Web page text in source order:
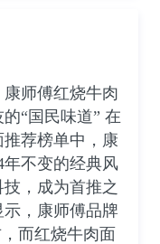
师傅红烧牛肉
“国民味道” 在
荐榜单中，康
不变的经典风
，成为首推之
，康师傅品牌
而红烧牛肉面